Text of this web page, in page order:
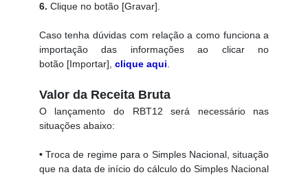
6. Clique no botão [Gravar].
Caso tenha dúvidas com relação a como funciona a
importação das informações ao clicar no
botão [Importar], clique aqui.
Valor da Receita Bruta
O lançamento do RBT12 será necessário nas
situações abaixo:
•Troca de regime para o Simples Nacional, situação
que na data de início do cálculo do Simples Nacional